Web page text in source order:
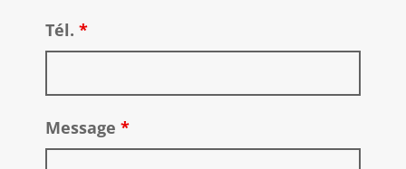
Tél. *
Message *